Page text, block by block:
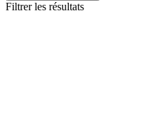
Filtrer les résultats